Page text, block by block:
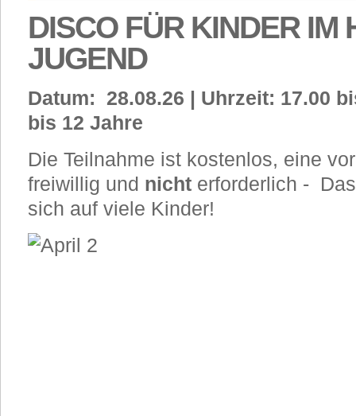
DISCO FÜR KINDER IM
JUGEND
Datum: 28.08.26 | Uhrzeit: 17.00
bis 12 Jahre
Die Teilnahme ist kostenlos, eine
freiwillig und nicht erforderlich -
sich auf viele Kinder!